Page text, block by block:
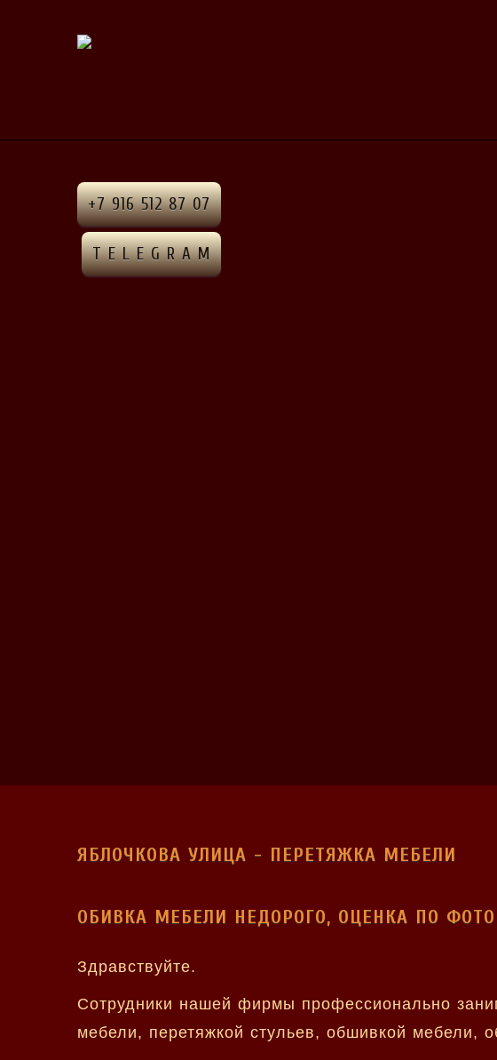
+7 916 512 87 07
T E L E G R A M
ЯБЛОЧКОВА УЛИЦА - ПЕРЕТЯЖКА МЕБЕЛИ
ОБИВКА МЕБЕЛИ НЕДОРОГО, ОЦЕНКА ПО ФОТО
Здравствуйте.
Сотрудники нашей фирмы профессионально
мебели, перетяжкой стульев, обшивкой мебели,